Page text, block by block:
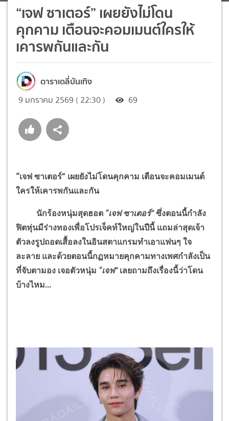
“เจฟ ซาเตอร์” เผยยังไม่โดน
คุกคาม เตือนจะคอมเมนต์ใครให้
เคารพกันและกัน
ดาราเดลี่บันเทิง
9 มกราคม 2569 ( 22:30 ) 69
“เจฟ ซาเตอร์” เผยยังไม่โดนคุกคาม เตือนจะคอมเมนต์
ใครให้เคารพกันและกัน
นักร้องหนุ่มสุดฮอต “เจฟ ซาเตอร์”ซึ่งตอนนี้กำลัง
ฟิตหุ่นมีร่างทองเพื่อโปรเจ็คท์ใหญ่ในปีนี้ แถมล่าสุดเจ้า
ตัวลงรูปถอดเสื้อลงในอินสตาแกรมทำเอาแฟนๆ ใจ
ละลาย และด้วยตอนนี้กฏหมายคุกคามทางเพศกำลังเป็น
ที่จับตามอง เจอตัวหนุ่ม “เจฟ”เลยถามถึงเรื่องนี้ว่าโดน
บ้างไหม...